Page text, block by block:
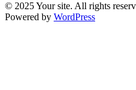
© 2025 Your site. All rights
Powered by WordPress